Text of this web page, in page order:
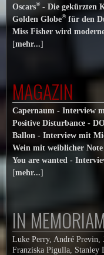
Oscars®- Die gekürzten
Golden Globe®für den
Miss Fisher wird
[mehr...]
MAGAZIN
Capernaum - Interview
Positive Disturbance -
Ballon - Interview mit
Wein mit weiblicher Note
You are wanted -
[mehr...]
IN MEMORIAM
Luke Perry, André Previn,
Franziska Pigulla, Stanley